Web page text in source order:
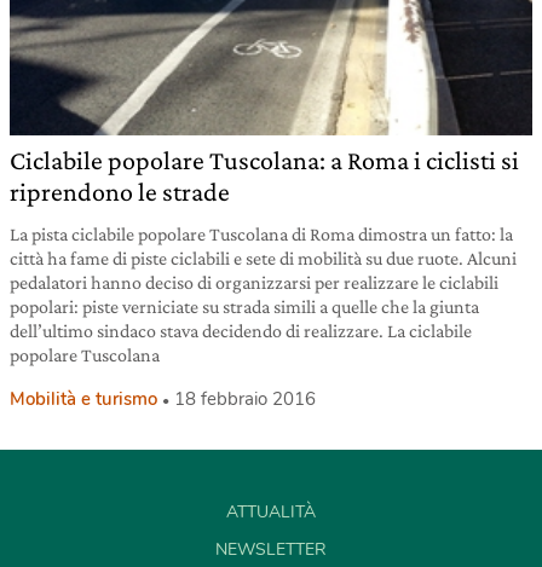
Ciclabile popolare Tuscolana: a Roma i ciclisti si
riprendono le strade
La pista ciclabile popolare Tuscolana di Roma dimostra un fatto: la
città ha fame di piste ciclabili e sete di mobilità su due ruote. Alcuni
pedalatori hanno deciso di organizzarsi per realizzare le ciclabili
popolari: piste verniciate su strada simili a quelle che la giunta
dell’ultimo sindaco stava decidendo di realizzare. La ciclabile
popolare Tuscolana
Mobilità e turismo 18 febbraio 2016
ATTUALITÀ
NEWSLETTER